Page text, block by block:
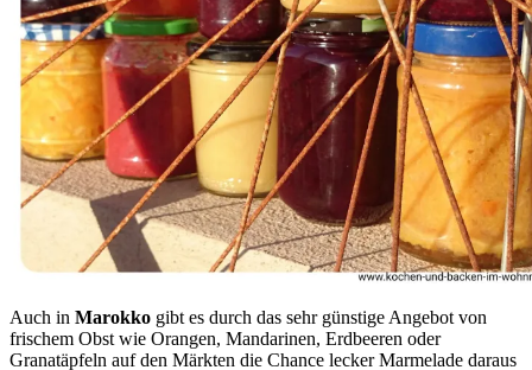
Auch in Marokko gibt es durch das sehr günstige Angebot von
frischem Obst wie Orangen, Mandarinen, Erdbeeren oder
Granatäpfeln auf den Märkten die Chance lecker Marmelade daraus